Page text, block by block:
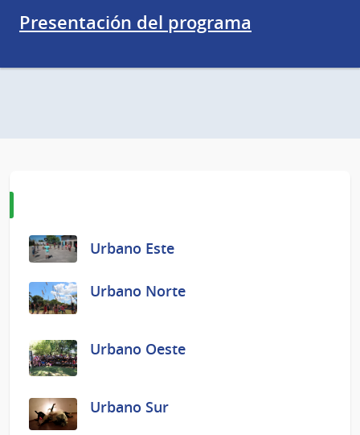
Presentación del programa
Urbano Este
Urbano Norte
Urbano Oeste
Urbano Sur